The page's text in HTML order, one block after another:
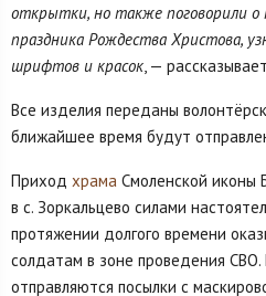
открытки, но также поговорили о
праздника Рождества Христова,
шрифтов и красок, —
Все изделия переданы
ближайшее время будут
Приход храма Смоленской иконы
в с. Зоркальцево силами
протяжении долгого времени
солдатам в зоне проведения
отправляются посылки с